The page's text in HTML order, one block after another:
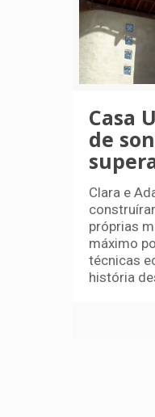
Casa
de
Clara e
próprias
máximo
técnicas
história